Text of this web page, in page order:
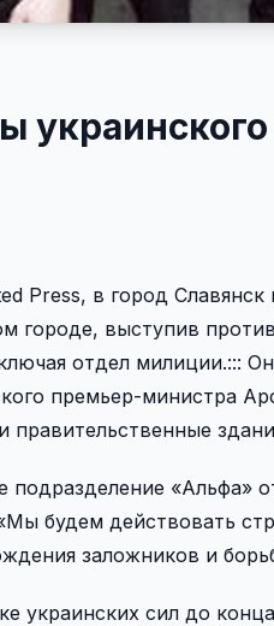
Press, в город
городе, выступив
отдел милиции.:::
премьер-министра
подразделение «Альфа»
будем действовать
заложников и
украинских сил до